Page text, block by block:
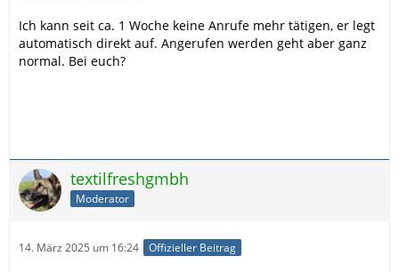
Ich kann seit ca. 1 Woche keine Anrufe mehr tätigen, er legt
automatisch direkt auf. Angerufen werden geht aber ganz
normal. Bei euch?
textilfreshgmbh
Moderator
14. März 2025 um 16:24 Offizieller Beitrag